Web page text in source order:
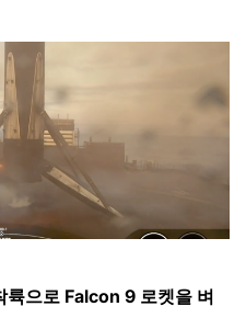
으로 Falcon 9 로켓을 벼